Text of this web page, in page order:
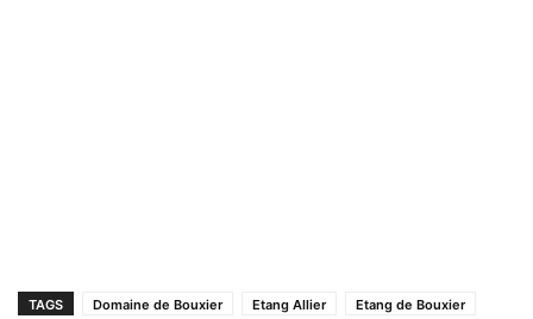
TAGS Domaine de Bouxier Etang Allier
Etang de Bouxier